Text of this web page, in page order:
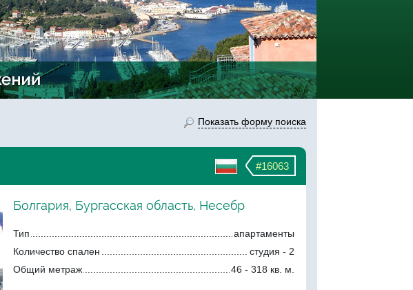
Показать форму поиска
#16063
Болгария, Бургасская область, Несебр
Тип
апартаменты
Количество спален
студия - 2
Общий метраж
46 - 318 кв. м.